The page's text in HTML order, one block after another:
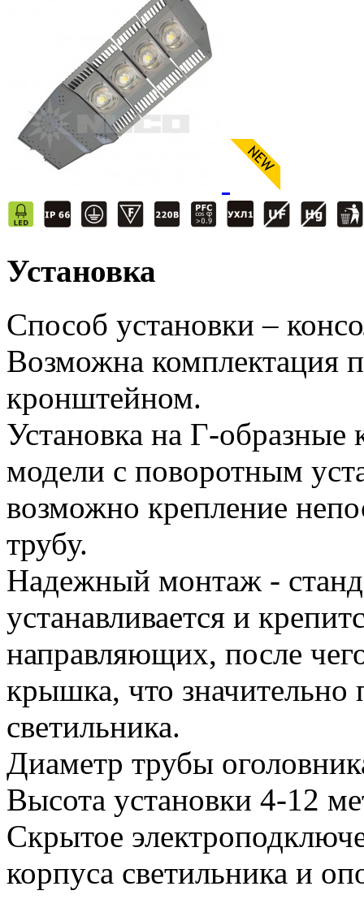
Установка
Способ установки –
Возможна комплектация
кронштейном.
Установка на Г-
модели с поворотным
возможно крепление
трубу.
Надежный монтаж -
устанавливается и
направляющих, после
крышка, что значительно
светильника.
Диаметр трубы
Высота установки 4-12
Скрытое
корпуса светильника и